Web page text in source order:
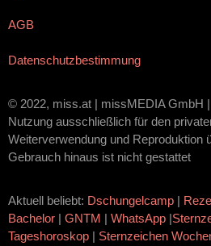
AGB
Datenschutzbestimmung
© 2022, miss.at | missMEDIA GmbH
Nutzung ausschließlich für den
Weiterverwendung und Reproduktion
Gebrauch hinaus ist nicht gestattet
Aktuell beliebt: Dschungelcamp |
Bachelor | GNTM | WhatsApp |
Tageshoroskop | Sternzeichen